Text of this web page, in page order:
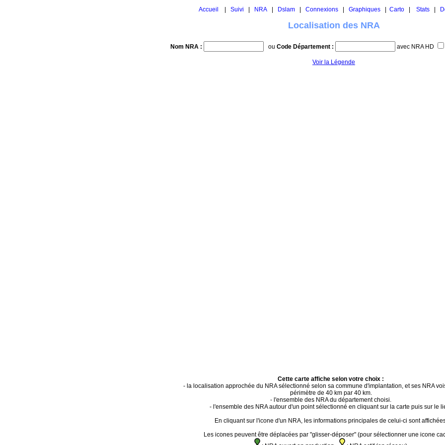
Accueil Suivi NRA Dslam Connexions Graphiques Carto Stats
Localisation des NRA
Nom NRA : ou Code Département : avec NRA HD
Voir la Légende
Cette carte affiche selon votre choix :
- la localisation approchée du NRA sélectionné selon sa commune d'implantation, et ses NRA
périmètre de 40 km par 40 km.
- l'ensemble des NRA du département choisi.
- l'ensemble des NRA autour d'un point sélectionné en cliquant sur la carte puis sur le
En cliquant sur l'icone d'un NRA, les informations principales de celui-ci sont
Les icones peuvent être déplacées par "glisser-déposer" (pour sélectionner une icone